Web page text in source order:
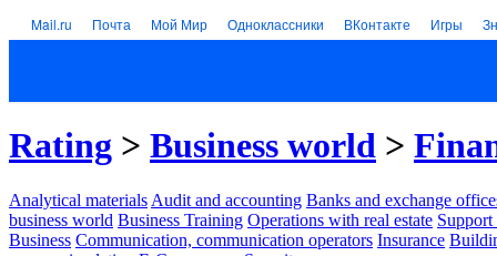
Mail.ru Почта Мой Мир Одноклассники ВКонтакте Игры
Rating > Business world >
Analytical materials Audit and accounting Banks and exchange
business world Business Training Operations with real estate Support
Business Communication, communication operators Insurance